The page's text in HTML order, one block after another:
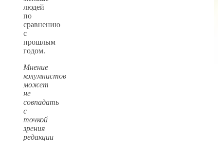
людей
по
сравнению
с
прошлым
годом.
Мнение
колумнистов
может
не
совпадать
с
точкой
зрения
редакции